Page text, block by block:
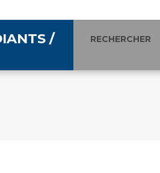
/